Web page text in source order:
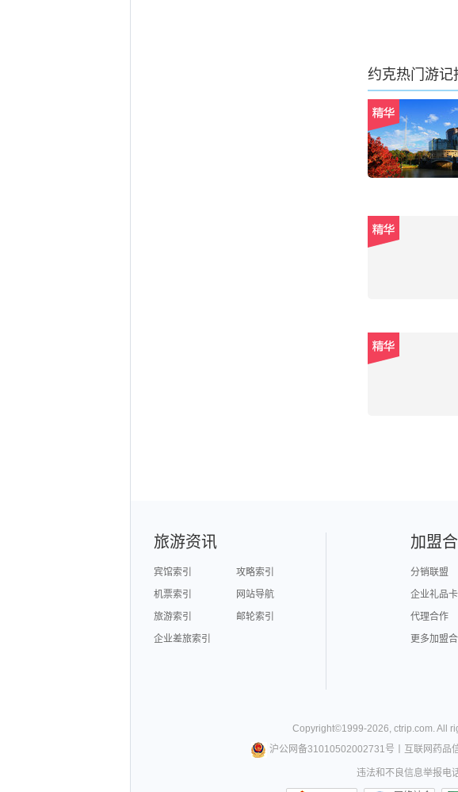
约克热门游记
旅游资讯
宾馆索引
攻略索引
机票索引
网站导航
旅游索引
邮轮索引
企业差旅索引
加盟
分销联盟
企业礼品
代理合作
更多加盟
Copyright©1999-2026, ctrip.com. All
沪公网备31010502002731号
互联网药品
违法和不良信息举报电